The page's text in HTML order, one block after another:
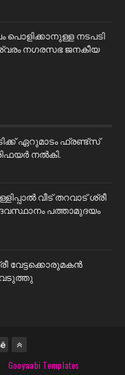
പൊളിക്കാനുള്ള നടപടി
നഗരസഭ ജനകീയ
ഏറുമാടം ഫ്രണ്ട്സ്
നൽകി.
വീട് തറവാട് ശ്രീ
പത്താമുദയം
വേട്ടക്കൊരുമകൻ
Gooyaabi Templates